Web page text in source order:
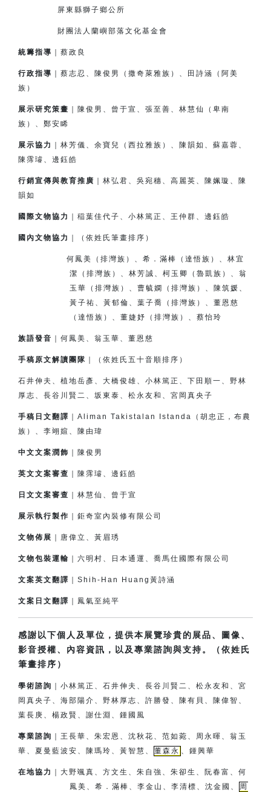
屏東縣獅子鄉公所
財團法人蘭嶼部落文化基金會
統籌指導 ｜蔡政良
行政指導
｜蔡志忍、陳俊男（撒奇萊雅族）、田詩涵（阿美
族）
展示研究策畫
｜陳俊男、曾于宣、張至善、林慧仙（卑南
族）、鄭安睎
展示協力
｜林芳儀、余寶兒（西拉雅族）、陳韻如、蘇嘉蓉、
陳霈璿、邊鈺皓
行銷宣傳與教育推廣
｜林弘君、吳宛穗、高麗英、陳姵璇、陳
韻如
國際文物協力 稲葉佳代子、小林篤正、王仲群、邊鈺皓
國內文物協力 ｜（依姓氏筆畫排序）
何鳳美（排灣族）、希．滿棒（達悟族）、林宜
潔（排灣族）、 林芳誠、柯玉卿（魯凱族）、翁
玉華（排灣族）、 曹毓嫻（排灣族）、 陳筑媛、
黃子祐、黃郁倫、 葉子喬（排灣族）、董恩慈
（達悟族）、 董婕妤（排灣族）、 蔡怡玲
族語發音 ｜何鳳美、翁玉華、董恩慈
手稿原文解讀團隊 ｜（依姓氏五十音順排序）
石井伸夫、植地岳彥、大橋俊雄、小林篤正、下田順一、 野林
厚志、長谷川賢二、坂東泰、松永友和、宮岡真央子
手稿日文翻譯
｜Aliman Takistalan Istanda（胡忠正，布農
族）、李翊媗、陳由瑋
中文文案潤飾 ｜陳俊男
英文文案審查 ｜陳霈璿、邊鈺皓
日文文案審查 ｜林慧仙、曾于宣
展示執行製作 ｜鉅奇室內裝修有限公司
文物佈展 ｜唐偉立、黃眉琇
文物包裝運輸 ｜六明村、日本通運、喬馬仕國際有限公司
文案英文翻譯 ｜Shih-Han Huang黃詩涵
文案日文翻譯 ｜鳳氣至純平
感謝以下個人及單位，提供本展覽珍貴的展品、圖像、
影音授權、內容資訊，以及專業諮詢與支持。（依姓氏
筆畫排序）
學術諮詢
｜小林篤正、石井伸夫、長谷川賢二、松永友和、宮
岡真央子、 海部陽介、 野林厚志、許勝發、陳有貝、陳偉智、
葉長庚、楊政賢、 謝仕淵、鍾國風
專業諮詢
｜王長華、朱宏恩、沈秋花、范如菀、周永暉、翁玉
華、夏曼藍波安、 陳瑪玲、黃智慧、 董森永 、鍾興華
在地協力
大野颯真、方文生、朱自強、朱卻生、阮春富、何
鳳美、希．滿棒、 李金山、李清標、沈金國、
周